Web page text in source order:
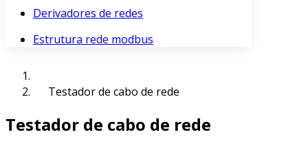
Derivadores de redes
Estrutura rede modbus
Testador de cabo de rede
Testador de cabo de rede